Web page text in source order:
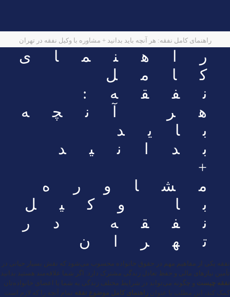
راهنمای کامل نفقه: هر آنچه باید بدانید + مشاوره با وکیل نفقه در تهران
راهنمای
کامل
نفقه:
هر آنچه
باید
بدانید
+
مشاوره
با وکیل
نفقه در
تهران
نفقه یکی از مفاهیم مهم در حقوق خانواده محسوب می‌شود که نقش بسیار حیاتی در
تأمین نیازهای مالی و حفظ تعادل زندگی مشترک دارد. اگر شما علاقه‌مند هستید بدانید
نفقه چیست و چگونه می‌تواند در شرایط مختلف زندگی به شما یا اعضای خانواده‌تان
کمک کند، این مطلب با عنوان راهنمای کامل موضوع نفقه تمام آنچه را که لازم است